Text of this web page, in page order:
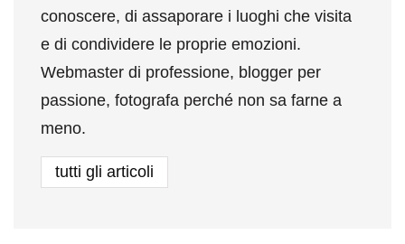
conoscere, di assaporare i luoghi che visita
e di condividere le proprie emozioni.
Webmaster di professione, blogger per
passione, fotografa perché non sa farne a
meno.
tutti gli articoli